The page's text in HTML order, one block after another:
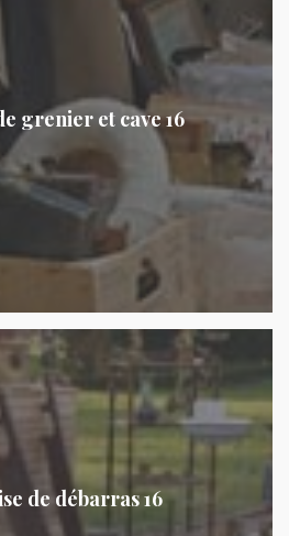
grenier et cave 16
de débarras 16